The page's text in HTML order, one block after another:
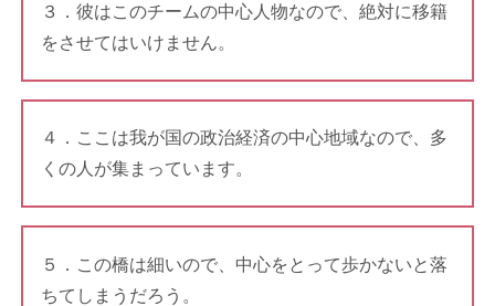
３．彼はこのチームの中心人物なので、絶対に移籍
をさせてはいけません。
４．ここは我が国の政治経済の中心地域なので、多
くの人が集まっています。
５．この橋は細いので、中心をとって歩かないと落
ちてしまうだろう。